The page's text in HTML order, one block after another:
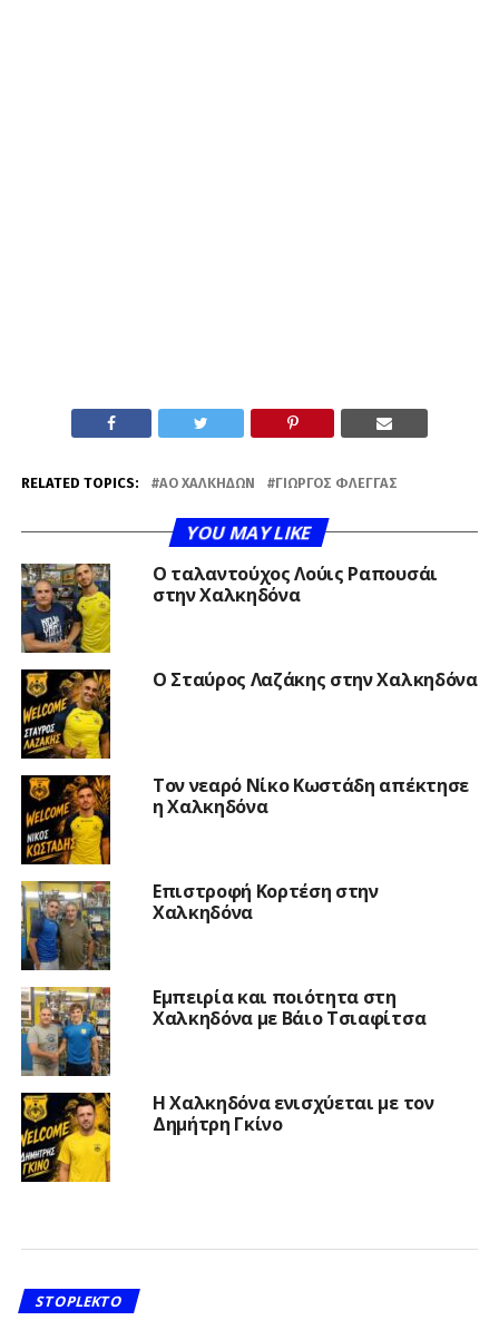
RELATED TOPICS: ΑΟ ΧΑΛΚΗΔΏΝ ΓΙΏΡΓΟΣ ΦΛΈΓΓΑΣ
YOU MAY LIKE
Ο ταλαντούχος Λούις Ραπουσάι
στην Χαλκηδόνα
Ο Σταύρος Λαζάκης στην Χαλκηδόνα
Τον νεαρό Νίκο Κωστάδη απέκτησε
η Χαλκηδόνα
Επιστροφή Κορτέση στην
Χαλκηδόνα
Εμπειρία και ποιότητα στη
Χαλκηδόνα με Βάιο Τσιαφίτσα
Η Χαλκηδόνα ενισχύεται με τον
Δημήτρη Γκίνο
STOPLEKTO